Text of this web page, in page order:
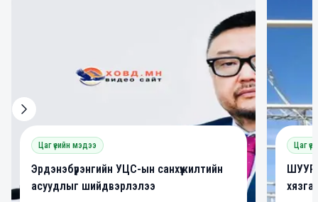
Цаг үеийн мэдээ
Эрдэнэбүрэнгийн УЦС-ын санхүүжилтийн
асуудлыг шийдвэрлэлээ
Цаг